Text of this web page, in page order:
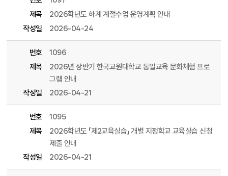
제목
2026학년도 하계 계절수업 운영계획 안내
작성일
2026-04-24
번호
1096
제목
2026년 상반기 한국교원대학교 통일교육 문화체험 프로
그램 안내
작성일
2026-04-21
번호
1095
제목
2026학년도 「제2교육실습」 개별 지정학교 교육실습 신청
제출 안내
작성일
2026-04-21